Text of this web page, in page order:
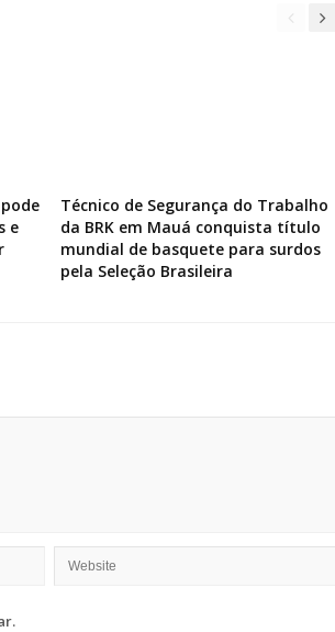
e
Técnico de Segurança do Trabalho
da BRK em Mauá conquista título
mundial de basquete para surdos
pela Seleção Brasileira